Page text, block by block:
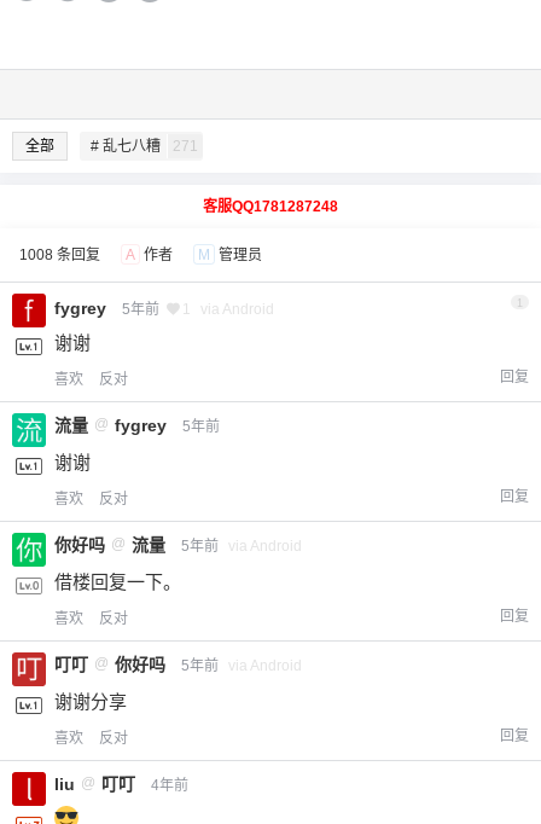
全部 # 乱七八糟 271
客服QQ1781287248
1008 条回复 A 作者 M 管理员
fygrey 5年前 1 via Android 1
谢谢
喜欢 反对 回复
流量 @ fygrey 5年前
谢谢
喜欢 反对 回复
你好吗 @ 流量 5年前 via Android
借楼回复一下。
喜欢 反对 回复
叮叮 @ 你好吗 5年前 via Android
谢谢分享
喜欢 反对 回复
liu @ 叮叮 4年前